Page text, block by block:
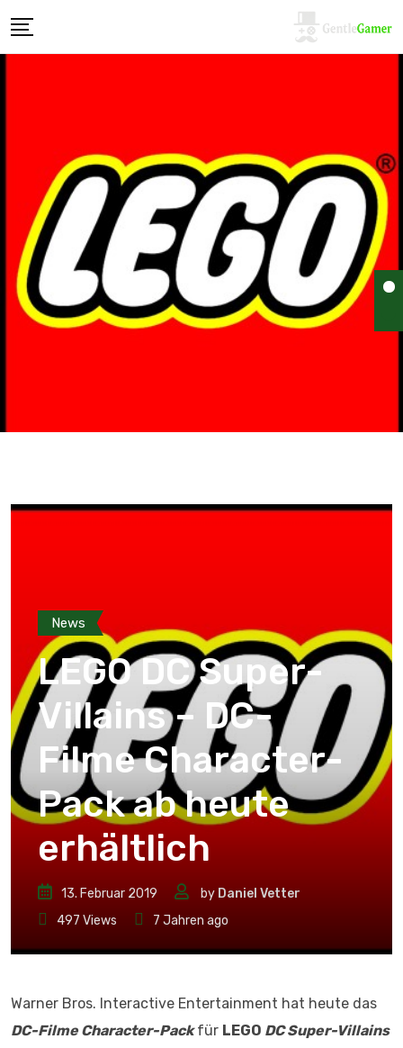
News
LEGO DC Super-
Villains – DC-
Filme Character-
Pack ab heute
erhältlich
13. Februar 2019 by Daniel Vetter
497 Views 7 Jahren ago
Warner Bros. Interactive Entertainment hat heute das
DC-Filme Character-Packfür LEGO DC Super-Villains